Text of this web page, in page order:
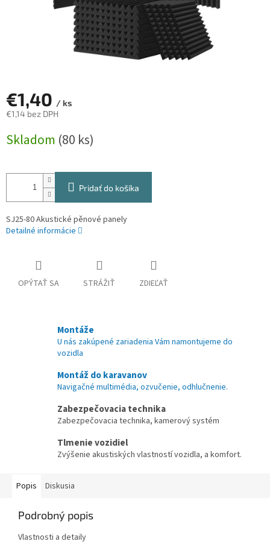
€1,40 / ks
€1,14 bez DPH
cena:
Skladom (80 ks)
Pridať do košíka
SJ25-80 Akustické pěnové panely
Detailné informácie
OPÝTAŤ SA STRÁŽIŤ ZDIEĽAŤ
Montáže
U nás zakúpené zariadenia Vám namontujeme do
vozidla
Montáž do karavanov
Navigačné multimédia, ozvučenie, odhlučnenie.
Zabezpečovacia technika
Zabezpečovacia technika, kamerový systém
Tlmenie vozidiel
Zvýšenie akustiských vlastností vozidla, a komfort.
Popis Diskusia
Podrobný popis
Vlastnosti a detaily